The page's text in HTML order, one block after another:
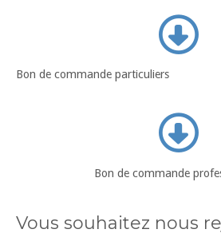
Bon de commande particuliers
Bon de commande
Vous souhaitez nous